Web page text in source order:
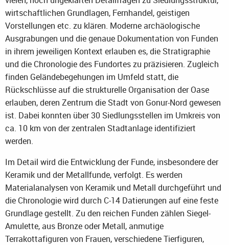
wirtschaftlichen Grundlagen, Fernhandel, geistigen
Vorstellungen etc. zu klären. Moderne archäologische
Ausgrabungen und die genaue Dokumentation von Funden
in ihrem jeweiligen Kontext erlauben es, die Stratigraphie
und die Chronologie des Fundortes zu präzisieren. Zugleich
finden Geländebegehungen im Umfeld statt, die
Rückschlüsse auf die strukturelle Organisation der Oase
erlauben, deren Zentrum die Stadt von Gonur-Nord gewesen
ist. Dabei konnten über 30 Siedlungsstellen im Umkreis von
ca. 10 km von der zentralen Stadtanlage identifiziert
werden.
Im Detail wird die Entwicklung der Funde, insbesondere der
Keramik und der Metallfunde, verfolgt. Es werden
Materialanalysen von Keramik und Metall durchgeführt und
die Chronologie wird durch C-14 Datierungen auf eine feste
Grundlage gestellt. Zu den reichen Funden zählen Siegel-
Amulette, aus Bronze oder Metall, anmutige
Terrakottafiguren von Frauen, verschiedene Tierfiguren,